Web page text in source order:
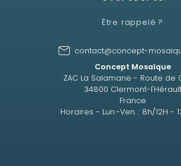
Être rappelé ?
contact@concept-
Concept Mosaïque
ZAC La Salamane - Route de
34800 Clermont-l'Hérault
France
Horaires - Lun.-Ven. : 8h/12H -